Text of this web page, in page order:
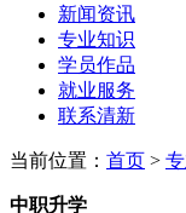
新闻资讯
专业知识
学员作品
就业服务
联系清新
当前位置： 首页 >
中职升学